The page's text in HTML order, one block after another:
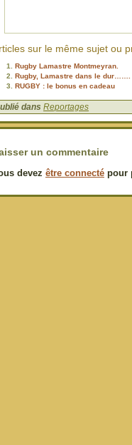
sur le même sujet ou
Rugby Lamastre Montmeyran.
Rugby, Lamastre dans le dur…….
RUGBY : le bonus en cadeau
dans Reportages
un commentaire
devez être connecté pour